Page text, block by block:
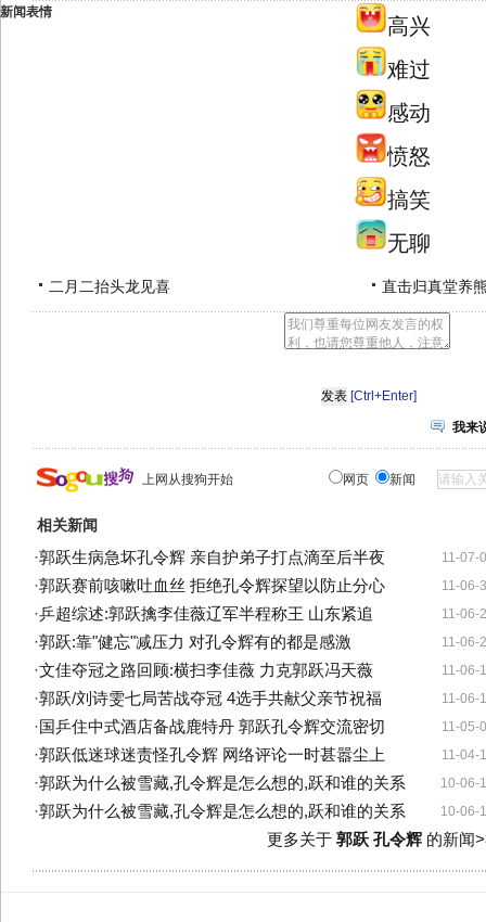
新闻表情
高兴
难过
感动
愤怒
搞笑
无聊
二月二抬头龙见喜 直击归真堂养
[Ctrl+Enter]
我来
上网从搜狗开始 网页 新闻
相关新闻
11-07-
·郭跃生病急坏孔令辉 亲自护弟子打点滴至后半夜
11-06-
·郭跃赛前咳嗽吐血丝 拒绝孔令辉探望以防止分心
11-06-
·乒超综述:郭跃擒李佳薇辽军半程称王 山东紧追
11-06-
·郭跃:靠"健忘"减压力 对孔令辉有的都是感激
11-06-
·文佳夺冠之路回顾:横扫李佳薇 力克郭跃冯天薇
11-06-
·郭跃/刘诗雯七局苦战夺冠 4选手共献父亲节祝福
11-05-
· 国乒住中式酒店备战鹿特丹 郭跃孔令辉交流密切
11-04-
·郭跃低迷球迷责怪孔令辉 网络评论一时甚嚣尘上
10-06-
·郭跃为什么被雪藏,孔令辉是怎么想的,跃和谁的关系
10-06-
·郭跃为什么被雪藏,孔令辉是怎么想的,跃和谁的关系
更多关于 郭跃 孔令辉 的新闻